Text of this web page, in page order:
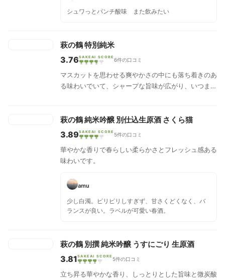
シュワっとパンチ酸味 また飲みたい
萩の鶴 特別純米
3.76SAKEAI SCORE 6件の口コミ
マスカットを思わせる爽やかさの中にも落ち着きのあ
る味わいでいて、シャープな旨味が広がり、いつまで
萩の鶴 純米吟醸 別仕込生原酒 さくら猫
3.89SAKEAI SCORE 5件の口コミ
華やかな香りで春らしい柔らかさとフレッシュ感ある
味わいです。
amu
少し白濁。ピリピリしすぎず、甘さくどくなく、バ
ランスが良い。ラベルが可愛い春酒。
萩の鶴 別撰 純米吟醸 うすにごり 生原酒
3.81SAKEAI SCORE 5件の口コミ
立ち昇る華やかな香り、しっとりとした旨味と微炭酸